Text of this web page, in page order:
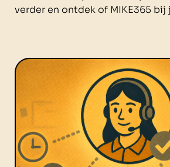
verder en ontdek of MIKE365 bij